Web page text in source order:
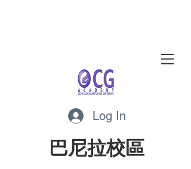
Log In
​巴尼拉校區